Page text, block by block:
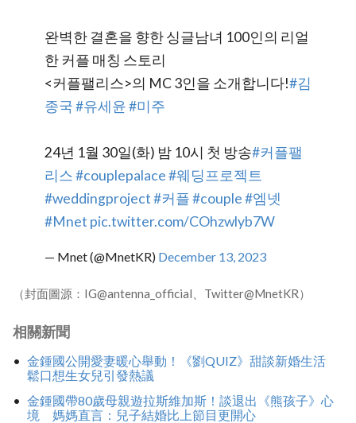
완벽한 결혼을 향한 싱글남녀 100인의 리얼
한 커플 매칭 스토리
<커플팰리스>의 MC 3인을 소개합니다!#김
종국#유세윤#미주
24년 1월 30일(화) 밤 10시 첫 방송#커플팰
리스#couplepalace#웨딩프로젝트
#weddingproject#커플#couple#엠넷
#Mnet pic.twitter.com/COhzwlyb7W
— Mnet (@MnetKR) December 13, 2023
（封面圖源：IG@antenna_official、Twitter@MnetKR）
相關新聞
金鍾國公開愛妻暖心舉動！《劉QUIZ》甜談新婚生活
鬆口想生女兒引發熱議
金鍾國帶80歲母親遊拉斯維加斯！談退出《熊孩子》心
境 媽媽直言：兒子結婚比上節目更開心